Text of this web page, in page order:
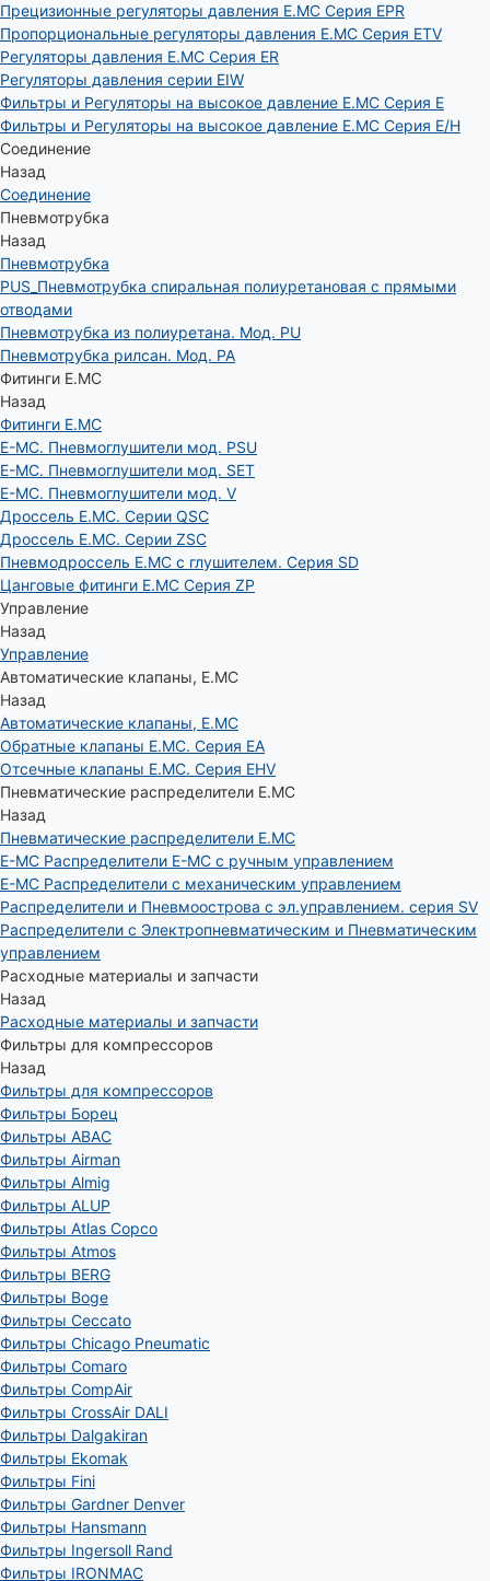
Прецизионные регуляторы давления E.MC Серия EPR
Пропорциональные регуляторы давления E.MC Серия ETV
Регуляторы давления E.MC Серия ER
Регуляторы давления серии EIW
Фильтры и Регуляторы на высокое давление E.MC Серия E
Фильтры и Регуляторы на высокое давление E.MC Серия E/H
Соединение
Назад
Соединение
Пневмотрубка
Назад
Пневмотрубка
PUS_Пневмотрубка спиральная полиуретановая с прямыми
отводами
Пневмотрубка из полиуретана. Мод. РU
Пневмотрубка рилсан. Мод. PA
Фитинги E.MC
Назад
Фитинги E.MC
E-MC. Пневмоглушители мод. PSU
E-MC. Пневмоглушители мод. SET
E-MC. Пневмоглушители мод. V
Дроссель E.MC. Серии QSC
Дроссель E.MC. Серии ZSC
Пневмодроссель E.MC с глушителем. Серия SD
Цанговые фитинги E.MC Серия ZP
Управление
Назад
Управление
Автоматические клапаны, Е.МС
Назад
Автоматические клапаны, Е.МС
Обратные клапаны E.MC. Серия EA
Отсечные клапаны E.MC. Серия EHV
Пневматические распределители E.MC
Назад
Пневматические распределители E.MC
E-MC Распределители E-MC с ручным управлением
E-MC Распределители с механическим управлением
Распределители и Пневмоострова с эл.управлением. серия SV
Распределители с Электропневматическим и Пневматическим
управлением
Расходные материалы и запчасти
Назад
Расходные материалы и запчасти
Фильтры для компрессоров
Назад
Фильтры для компрессоров
Фильтры Борец
Фильтры ABAC
Фильтры Airman
Фильтры Almig
Фильтры ALUP
Фильтры Atlas Copco
Фильтры Atmos
Фильтры BERG
Фильтры Boge
Фильтры Ceccato
Фильтры Chicago Pneumatic
Фильтры Comaro
Фильтры CompAir
Фильтры CrossAir DALI
Фильтры Dalgakiran
Фильтры Ekomak
Фильтры Fini
Фильтры Gardner Denver
Фильтры Hansmann
Фильтры Ingersoll Rand
Фильтры IRONMAC